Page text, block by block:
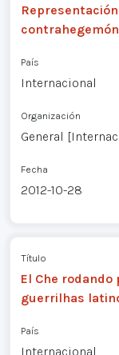
País
Internacional
Organización
General
Fecha
2012-10-28
Título
El Che
guerrilhas
País
Internacional